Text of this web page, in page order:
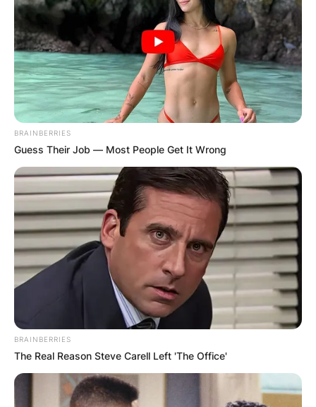
Хрватска
Црна Гора
BRAINBERRIES
Guess Their Job — Most People Get It Wrong
BRAINBERRIES
The Real Reason Steve Carell Left 'The Office'